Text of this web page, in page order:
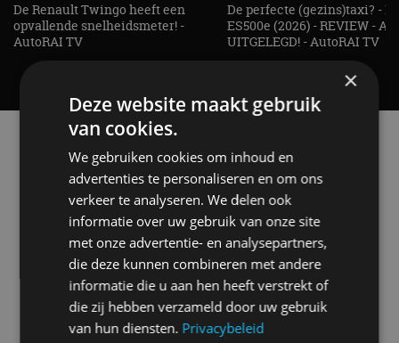
De Renault Twingo heeft een
opvallende snelheidsmeter! -
AutoRAI TV
De perfecte (gezins)taxi? -
ES500e (2026) - REVIEW -
UITGELEGD! - AutoRAI TV
Alle automerken
Selecteer een merk voor meer informatie, modellen
en alle nieuwsberichten
Abarth Aiways Alfa Romeo Alpine
×
Deze website maakt gebruik
van cookies.
We gebruiken cookies om inhoud en
advertenties te personaliseren en om ons
verkeer te analyseren. We delen ook
informatie over uw gebruik van onze site
met onze advertentie- en analysepartners,
die deze kunnen combineren met andere
informatie die u aan hen heeft verstrekt of
die zij hebben verzameld door uw gebruik
van hun diensten. Privacybeleid